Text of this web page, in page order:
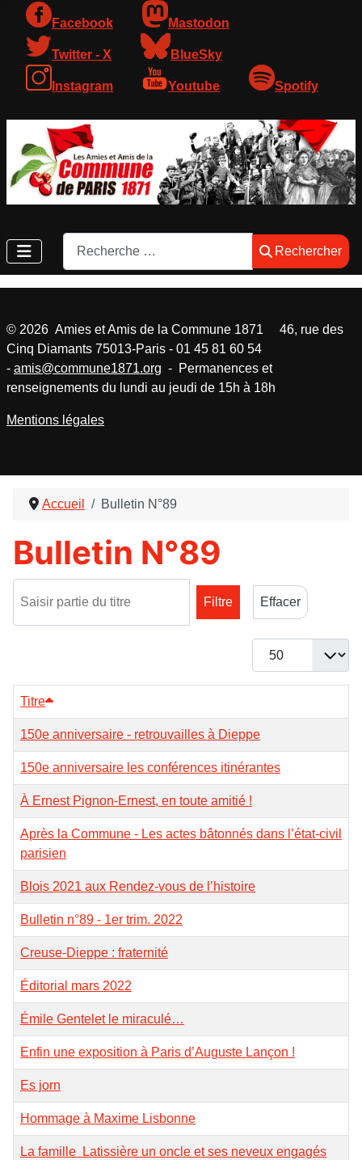
Facebook Mastodon
Twitter - X BlueSky
Instagram Youtube Spotify
Rechercher
Rechercher
Accueil Bulletin N°89
Bulletin N°89
Filtre
Effacer
Afficher #
Titre
150e anniversaire - retrouvailles à Dieppe
150e anniversaire les conférences itinérantes
À Ernest Pignon-Ernest, en toute amitié !
Après la Commune - Les actes bâtonnés dans l’état-civil
parisien
Blois 2021 aux Rendez-vous de l’histoire
Bulletin n°89 - 1er trim. 2022
Creuse-Dieppe : fraternité
Éditorial mars 2022
Émile Gentelet le miraculé…
Enfin une exposition à Paris d’Auguste Lançon !
Es jorn
Hommage à Maxime Lisbonne
La famille Latissière un oncle et ses neveux engagés
© 2026 Amies et Amis de la Commune 1871 46, rue des
Cinq Diamants 75013-Paris - 01 45 81 60 54
- amis@commune1871.org - Permanences et
renseignements du lundi au jeudi de 15h à 18h
Mentions légales